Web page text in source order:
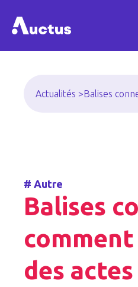
Actualités >Balises
# Autre
Balises
des actes